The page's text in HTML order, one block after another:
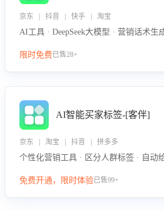
京东 | 抖音 | 快手 | 淘宝
AI工具 · DeepSeek大模型 · 营销话术生
限时免费已售28+
AI智能买家标签-[客伴]
京东 | 淘宝 | 抖音 | 拼多多
个性化营销工具 · 区分人群标签 · 自动
免费开通，限时体验已售99+